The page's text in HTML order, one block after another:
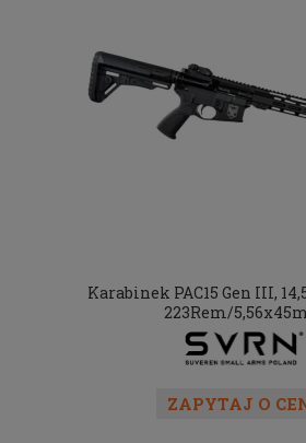
Karabinek PAC15 Gen III,
223Rem/
ZAPYTAJ O